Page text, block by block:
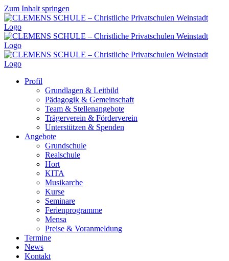
Zum Inhalt springen
Profil
Grundlagen & Leitbild
Pädagogik & Gemeinschaft
Team & Stellenangebote
Trägerverein & Förderverein
Unterstützen & Spenden
Angebote
Grundschule
Realschule
Hort
KITA
Musikarche
Kurse
Seminare
Ferienprogramme
Mensa
Preise & Voranmeldung
Termine
News
Kontakt